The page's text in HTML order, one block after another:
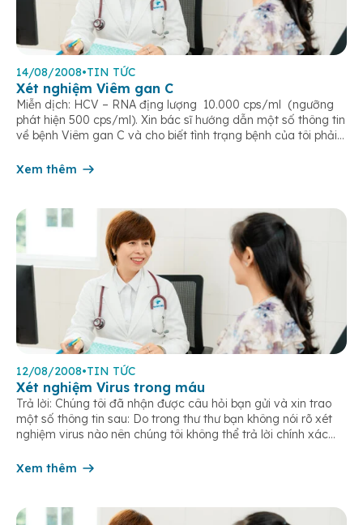
14/08/2008•TIN TỨC
Xét nghiệm Viêm gan C
Miễn dịch: HCV – RNA địng lượng 10.000 cps/ml (ngưỡng
phát hiện 500 cps/ml). Xin bác sĩ hướng dẫn một số thông tin
về bệnh Viêm gan C và cho biết tình trạng bệnh của tôi phải
nghiệm mà bạn cung cấp, […]
Xem thêm
12/08/2008•TIN TỨC
Xét nghiệm Virus trong máu
Trả lời: Chúng tôi đã nhận được câu hỏi bạn gửi và xin trao
một số thông tin sau: Do trong thư thư bạn không nói rõ xét
nghiệm virus nào nên chúng tôi không thể trả lời chính xác
[…]
Xem thêm